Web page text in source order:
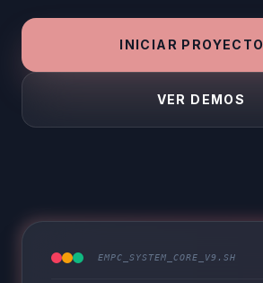
INICIAR PROYECTO
VER DEMOS
EMPC_SYSTEM_CORE_V9.SH